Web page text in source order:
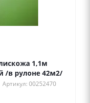
1,1м
салатовый /в рулоне 42м2/
Артикул: 00252470